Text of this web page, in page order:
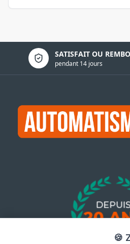
🍪
SATISFAIT OU
pendant 14 jours
Politique de confidentialité